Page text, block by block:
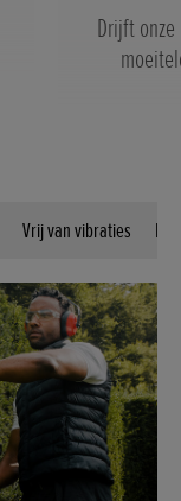
Drijft
Vrij van vibraties De